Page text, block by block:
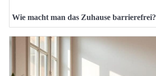
Wie macht man das Zuhause barrierefrei?